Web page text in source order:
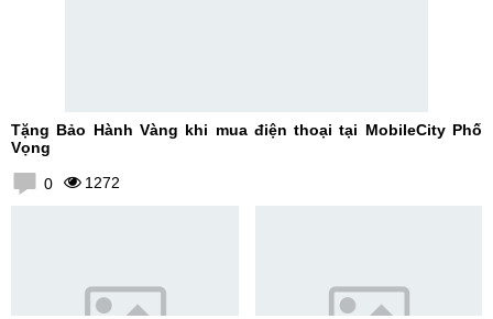
Tặng Bảo Hành Vàng khi mua điện thoại tại MobileCity Phố
Vọng
0 1272